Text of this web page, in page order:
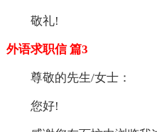
敬礼!
外语求职信 篇3
尊敬的先生/女士：
您好!